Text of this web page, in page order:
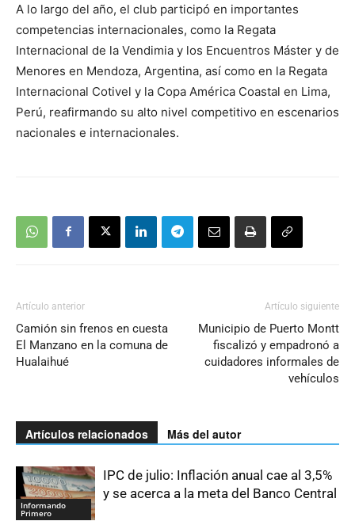
A lo largo del año, el club participó en importantes
competencias internacionales, como la Regata
Internacional de la Vendimia y los Encuentros Máster y de
Menores en Mendoza, Argentina, así como en la Regata
Internacional Cotivel y la Copa América Coastal en Lima,
Perú, reafirmando su alto nivel competitivo en escenarios
nacionales e internacionales.
Artículo anterior
Camión sin frenos en cuesta
El Manzano en la comuna de
Hualaihué
Artículo siguiente
Municipio de Puerto Montt
fiscalizó y empadronó a
cuidadores informales de
vehículos
Artículos relacionados Más del autor
Informando
Primero
IPC de julio: Inflación anual cae al 3,5%
y se acerca a la meta del Banco Central